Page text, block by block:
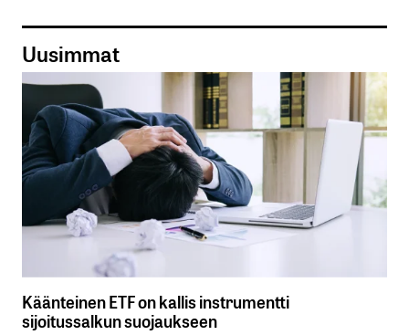
Uusimmat
Käänteinen ETF on kallis instrumentti
sijoitussalkun suojaukseen